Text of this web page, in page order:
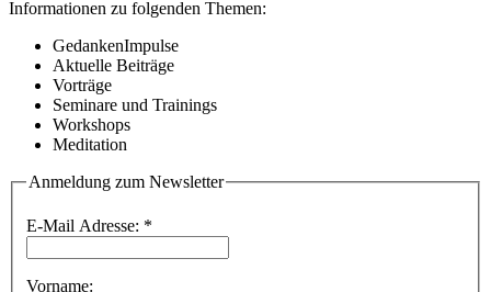
Informationen zu folgenden Themen:
GedankenImpulse
Aktuelle Beiträge
Vorträge
Seminare und Trainings
Workshops
Meditation
Anmeldung zum Newsletter
E-Mail Adresse: *
Vorname: